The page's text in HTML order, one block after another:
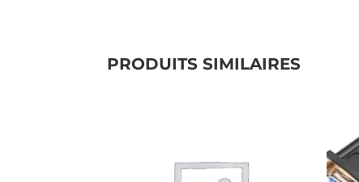
PRODUITS SIMILAIRES